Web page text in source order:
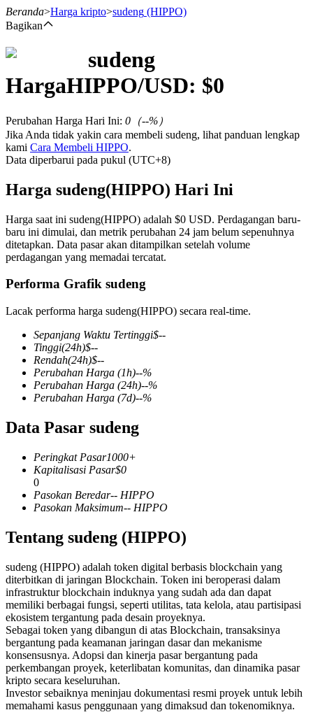
Kontrak berjangka menggunakan USDT sebagai jaminannya
COIN-M Berjangka
Mata Uang Kripto Berjangka
TradFi
Derivatif saham, forex, logam mulia, dan komoditas
USDC Berjangka
Kontrak berjangka menggunakan USDC sebagai jaminannya
Beranda>Harga kripto>sudeng (HIPPO)
Bagikan
sudeng
HargaHIPPO/USD: $0
Perubahan Harga Hari Ini: 0 （--%）
Jika Anda tidak yakin cara membeli sudeng, lihat panduan lengkap
kami Cara Membeli HIPPO.
Data diperbarui pada pukul (UTC+8)
Harga sudeng(HIPPO) Hari Ini
Harga saat ini sudeng(HIPPO) adalah $0 USD. Perdagangan baru-
baru ini dimulai, dan metrik perubahan 24 jam belum sepenuhnya
ditetapkan. Data pasar akan ditampilkan setelah volume
perdagangan yang memadai tercatat.
Performa Grafik sudeng
Lacak performa harga sudeng(HIPPO) secara real-time.
Sepanjang Waktu Tertinggi$--
Tinggi(24h)$--
Rendah(24h)$--
Perubahan Harga (1h)--%
Perubahan Harga (24h)--%
Perubahan Harga (7d)--%
Data Pasar sudeng
Peringkat Pasar1000+
Kapitalisasi Pasar$0
0
Pasokan Beredar-- HIPPO
Pasokan Maksimum-- HIPPO
Tentang sudeng (HIPPO)
sudeng (HIPPO) adalah token digital berbasis blockchain yang
diterbitkan di jaringan Blockchain. Token ini beroperasi dalam
infrastruktur blockchain induknya yang sudah ada dan dapat
memiliki berbagai fungsi, seperti utilitas, tata kelola, atau partisipasi
ekosistem tergantung pada desain proyeknya.
Sebagai token yang dibangun di atas Blockchain, transaksinya
bergantung pada keamanan jaringan dasar dan mekanisme
konsensusnya. Adopsi dan kinerja pasar bergantung pada
perkembangan proyek, keterlibatan komunitas, dan dinamika pasar
kripto secara keseluruhan.
Investor sebaiknya meninjau dokumentasi resmi proyek untuk lebih
memahami kasus penggunaan yang dimaksud dan tokenomiknya.